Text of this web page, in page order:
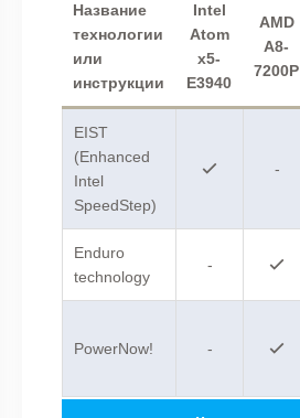
Название
технологии
или
инструкции
Intel
Atom
x5-
E3940
AMD
A8-
7200P
EIST
(Enhanced
Intel
SpeedStep)
-
Enduro
technology
-
PowerNow! -